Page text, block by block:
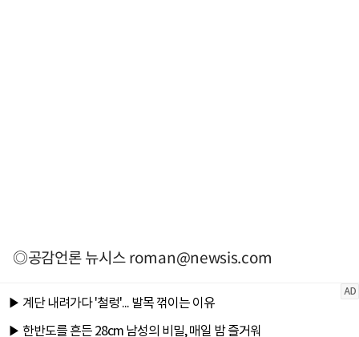
◎공감언론 뉴시스roman@newsis.com